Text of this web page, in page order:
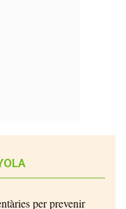
per prevenir